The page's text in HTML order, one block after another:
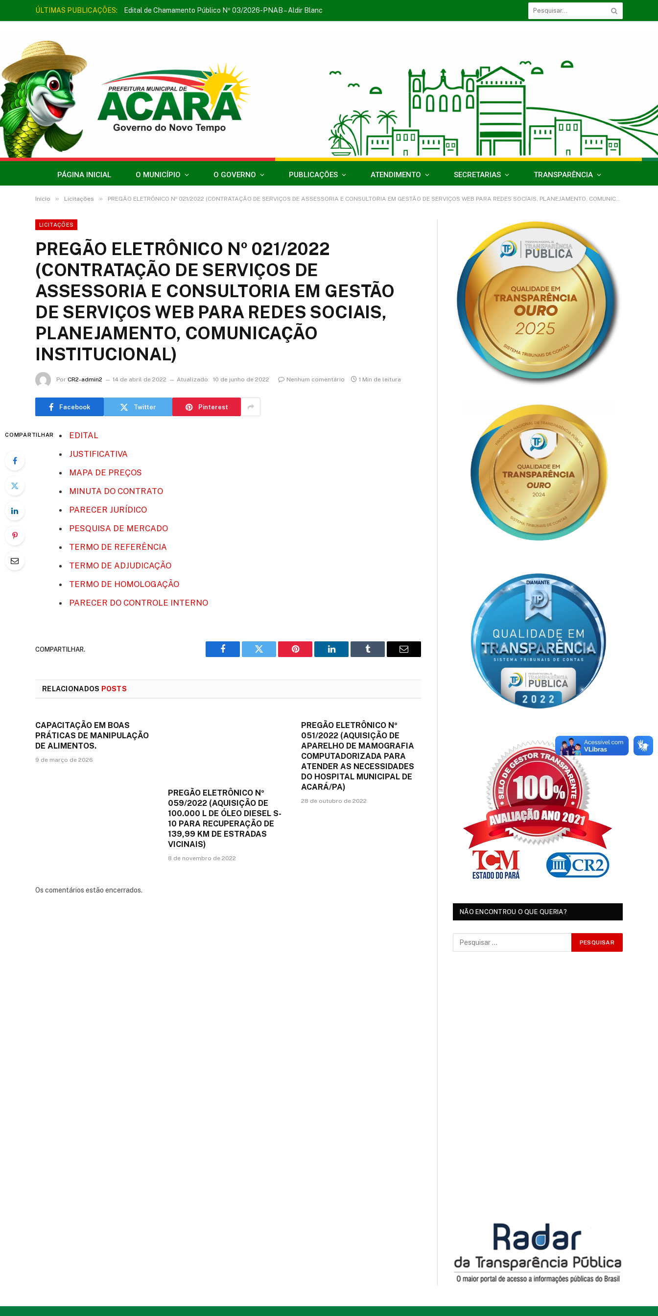
ÚLTIMAS PUBLICAÇÕES: Edital de Chamamento Público Nº 03/2026-PNAB – Aldir Blanc
PÁGINA INICIAL O MUNICÍPIO O GOVERNO PUBLICAÇÕES ATENDIMENTO SECRETARIAS TRANSPARÊNCIA
Início » Licitações » PREGÃO ELETRÔNICO Nº 021/2022 (CONTRATAÇÃO DE SERVIÇOS DE ASSESSORIA E CONSULTORIA EM GESTÃO DE SERVIÇOS WEB PARA REDES SOCIAIS, PLANEJAMENTO, COMUNICAÇÃO INSTITUCIONAL)
LICITAÇÕES
PREGÃO ELETRÔNICO Nº 021/2022
(CONTRATAÇÃO DE SERVIÇOS DE
ASSESSORIA E CONSULTORIA EM GESTÃO
DE SERVIÇOS WEB PARA REDES SOCIAIS,
PLANEJAMENTO, COMUNICAÇÃO
INSTITUCIONAL)
Por CR2-admin2 14 de abril de 2022 Atualizado: 10 de junho de 2022 Nenhum comentário 1 Min de leitura
Facebook Twitter Pinterest
COMPARTILHAR
EDITAL
JUSTIFICATIVA
MAPA DE PREÇOS
MINUTA DO CONTRATO
PARECER JURÍDICO
PESQUISA DE MERCADO
TERMO DE REFERÊNCIA
TERMO DE ADJUDICAÇÃO
TERMO DE HOMOLOGAÇÃO
PARECER DO CONTROLE INTERNO
COMPARTILHAR.
Facebook Twitter Pinterest LinkedIn Tumblr
E-
RELACIONADOS POSTS
CAPACITAÇÃO EM BOAS
PRÁTICAS DE MANIPULAÇÃO
DE ALIMENTOS.
9 de março de 2026
PREGÃO ELETRÔNICO Nº
059/2022 (AQUISIÇÃO DE
100.000 L DE ÓLEO DIESEL S-
10 PARA RECUPERAÇÃO DE
139,99 KM DE ESTRADAS
VICINAIS)
8 de novembro de 2022
PREGÃO ELETRÔNICO Nº
051/2022 (AQUISIÇÃO DE
APARELHO DE MAMOGRAFIA
COMPUTADORIZADA PARA
ATENDER AS NECESSIDADES
DO HOSPITAL MUNICIPAL DE
ACARÁ/PA)
28 de outubro de 2022
Os comentários estão encerrados.
NÃO ENCONTROU O QUE QUERIA?